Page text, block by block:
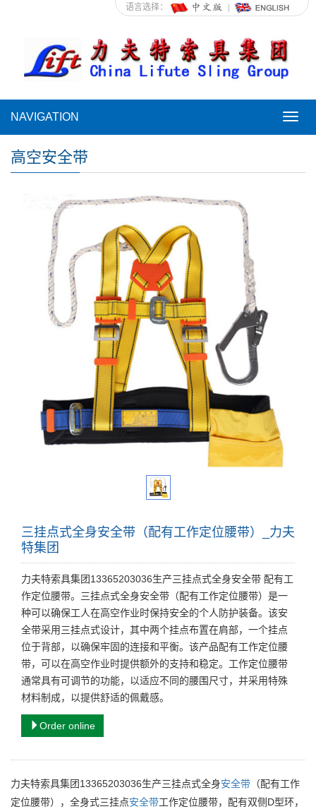
语言选择：
NAVIGATION
高空安全带
三挂点式全身安全带（配有工作定位腰带）_力夫
特集团
力夫特索具集团13365203036生产三挂点式全身安全带 配有工
作定位腰带。三挂点式全身安全带（配有工作定位腰带）是一
种可以确保工人在高空作业时保持安全的个人防护装备。该安
全带采用三挂点式设计，其中两个挂点布置在肩部，一个挂点
位于背部，以确保牢固的连接和平衡。该产品配有工作定位腰
带，可以在高空作业时提供额外的支持和稳定。工作定位腰带
通常具有可调节的功能，以适应不同的腰围尺寸，并采用特殊
材料制成，以提供舒适的佩戴感。
Order online
力夫特索具集团13365203036生产三挂点式全身安全带 （配有工作
定位腰带），全身式三挂点安全带工作定位腰带，配有双侧D型环，